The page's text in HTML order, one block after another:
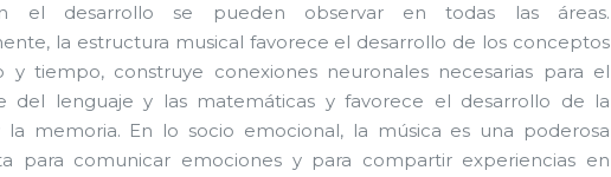
el desarrollo se pueden observar en todas las áreas.
la estructura musical favorece el desarrollo de los conceptos
y tiempo, construye conexiones neuronales necesarias para el
del lenguaje y las matemáticas y favorece el desarrollo de la
la memoria. En lo socio emocional, la música es una poderosa
para comunicar emociones y para compartir experiencias en